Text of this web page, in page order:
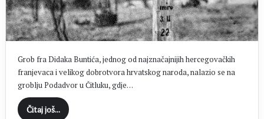
Grob fra Didaka Buntića, jednog od najznačajnijih hercegovačkih
franjevaca i velikog dobrotvora hrvatskog naroda, nalazio se na
groblju Podadvor u Čitluku, gdje…
Čitaj još...